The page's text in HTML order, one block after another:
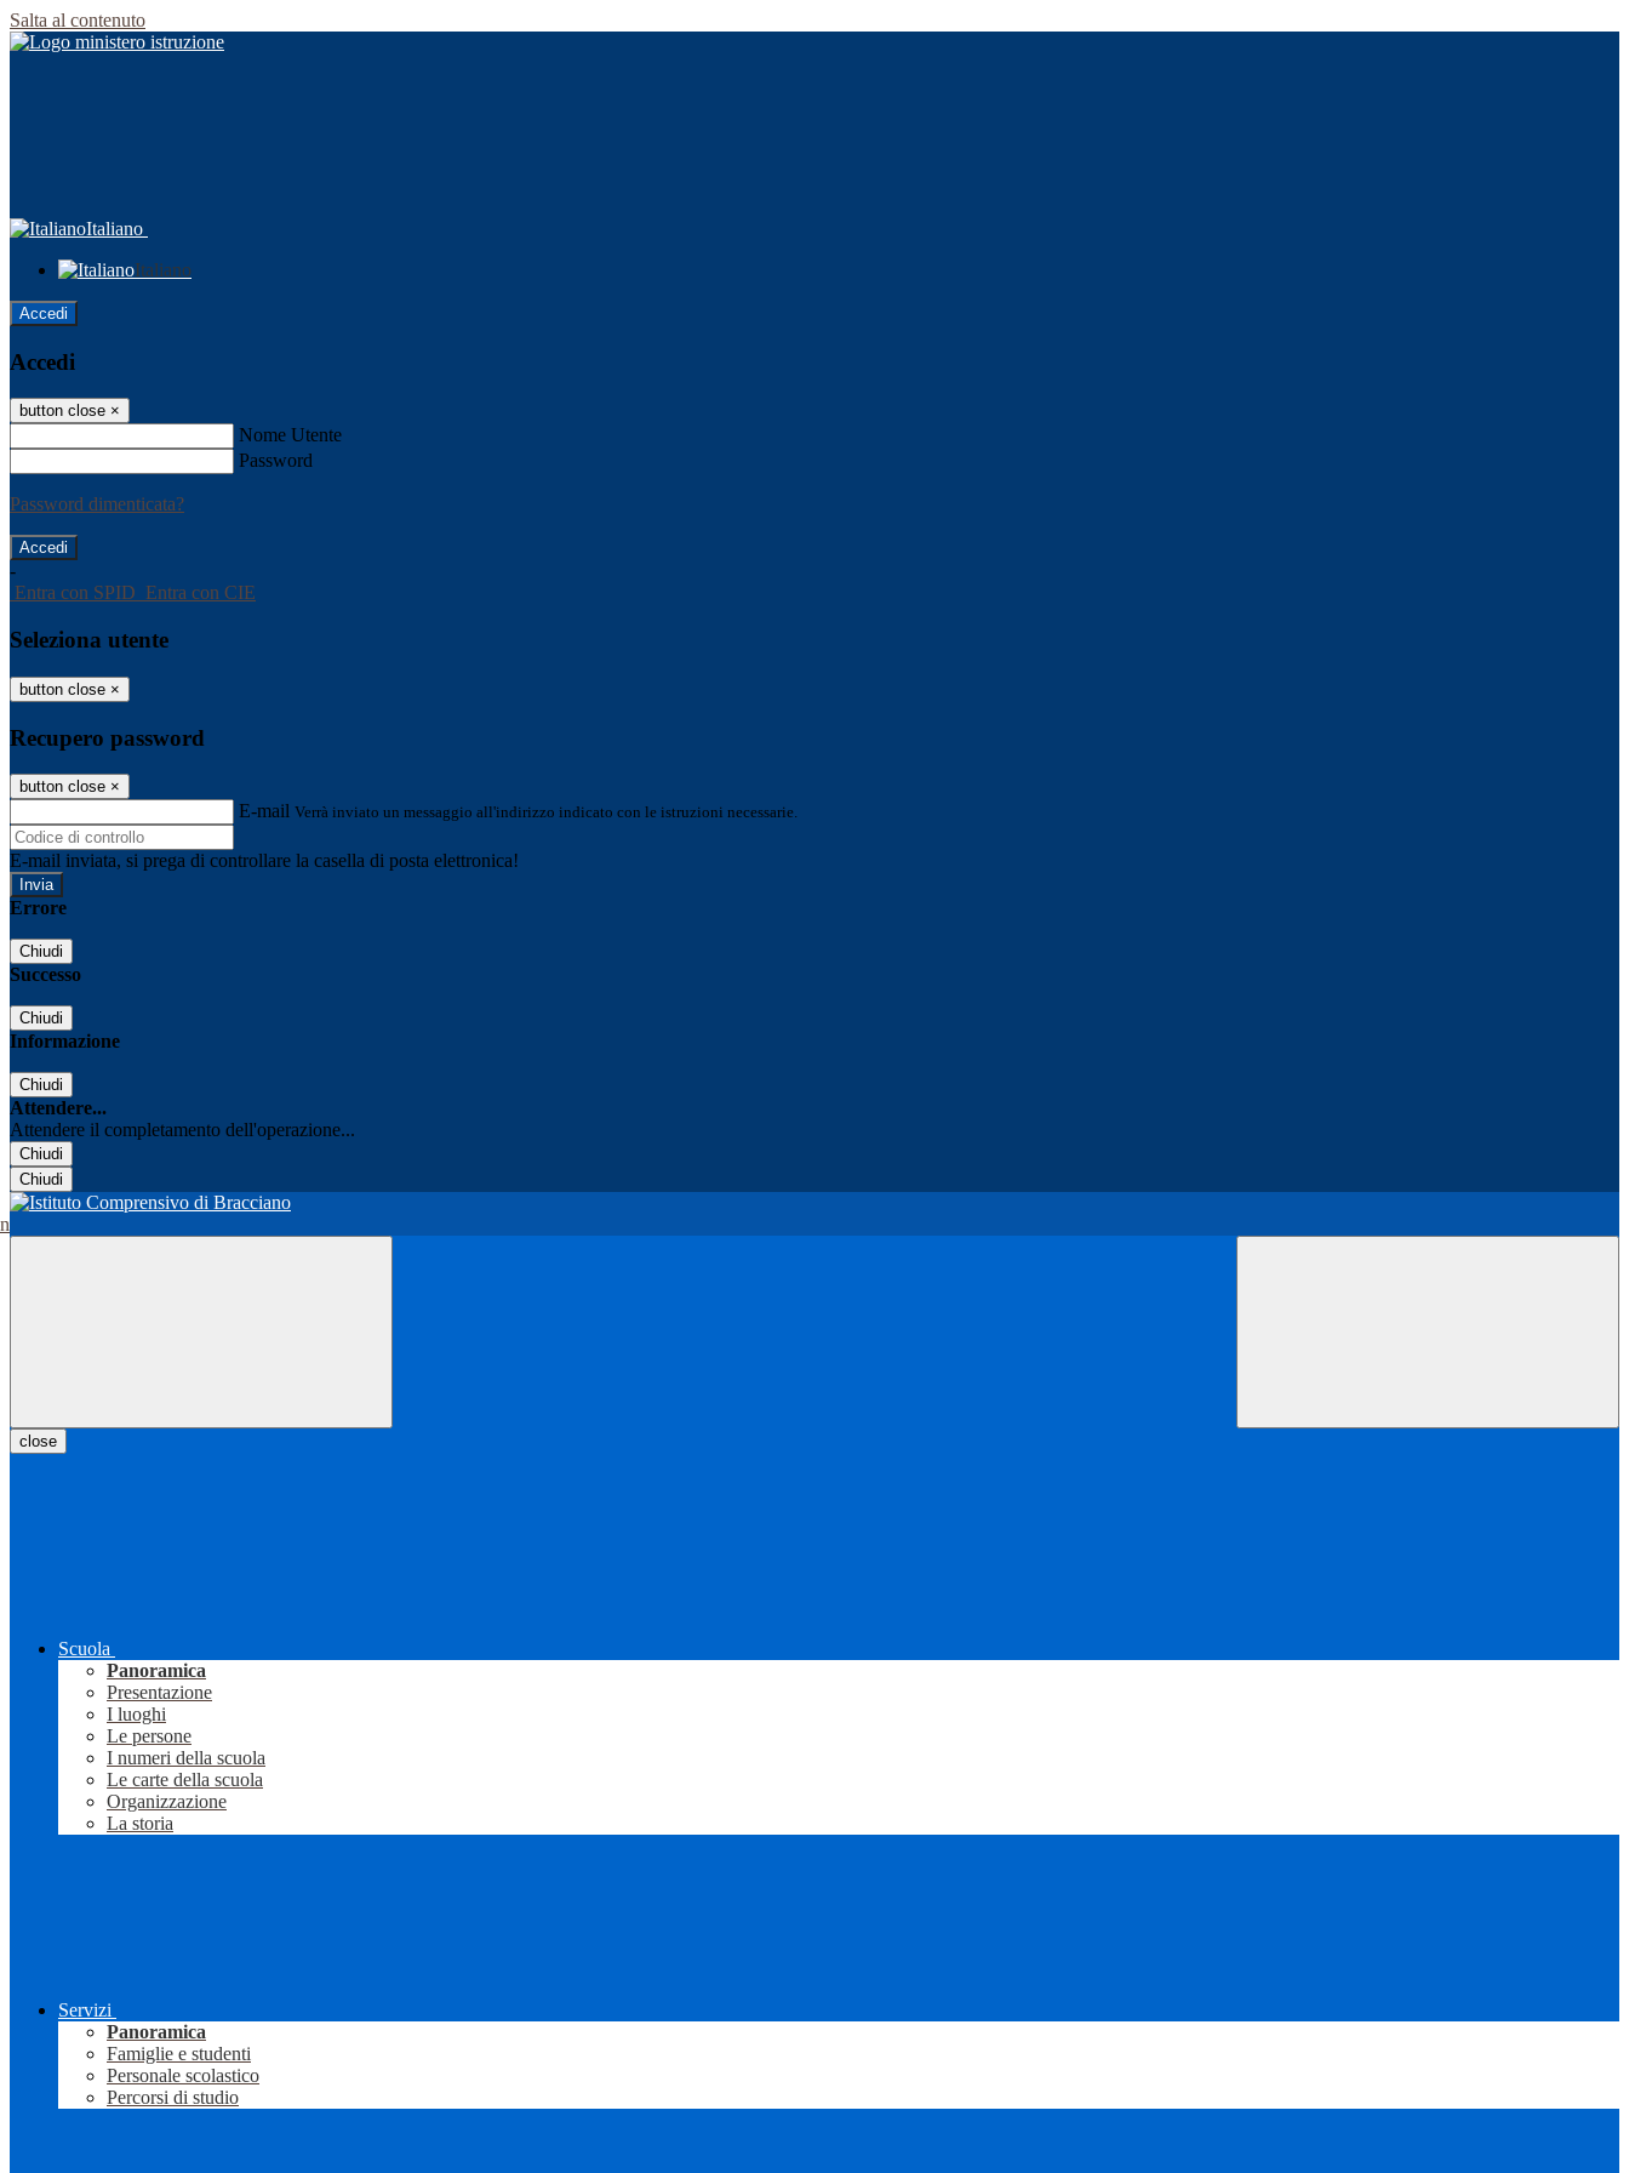
Salta al contenuto
Italiano
Italiano
Accedi
Accedi
button close ×
Nome Utente
Password
Password dimenticata?
-
Entra con SPID Entra con CIE
Seleziona utente
button close ×
Recupero password
button close ×
E-mail Verrà inviato un messaggio all'indirizzo indicato con le istruzioni necessarie.
E-mail inviata, si prega di controllare la casella di posta elettronica!
Errore
Chiudi
Successo
Chiudi
Informazione
Chiudi
Attendere...
Attendere il completamento dell'operazione...
Chiudi
Chiudi
close
Scuola
Panoramica
Presentazione
I luoghi
Le persone
I numeri della scuola
Le carte della scuola
Organizzazione
La storia
Servizi
Panoramica
Famiglie e studenti
Personale scolastico
Percorsi di studio